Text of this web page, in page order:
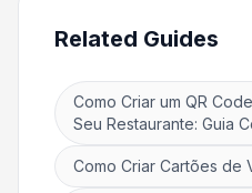
Related Guides
Como Criar um QR
Seu Restaurante: Guia
Como Criar Cartões de